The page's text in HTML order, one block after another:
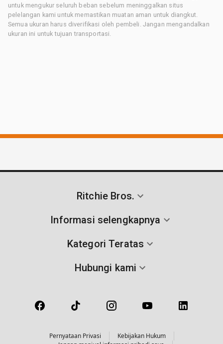
untuk mengukur seluruh beban sebelum meninggalkan situs
pelelangan kami untuk memastikan muatan aman untuk diangkut.
Semua ukuran harus diverifikasi oleh pembeli. Jangan mengandalkan
ukuran ini untuk tujuan transportasi.
Ritchie Bros.
Informasi selengkapnya
Kategori Teratas
Hubungi kami
Pernyataan Privasi
Kebijakan Hukum